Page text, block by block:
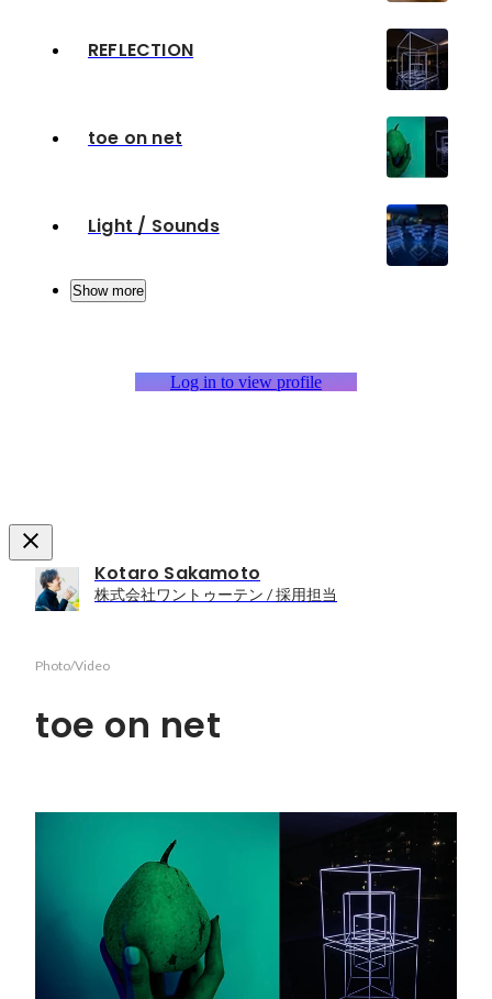
REFLECTION
toe on net
Light / Sounds
Show more
Log in to view profile
Kotaro Sakamoto
株式会社ワントゥーテン / 採用担当
Photo/Video
toe on net